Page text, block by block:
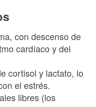
con descenso de
cardíaco y del
cortisol y lactato, lo
el estrés.
libres (los